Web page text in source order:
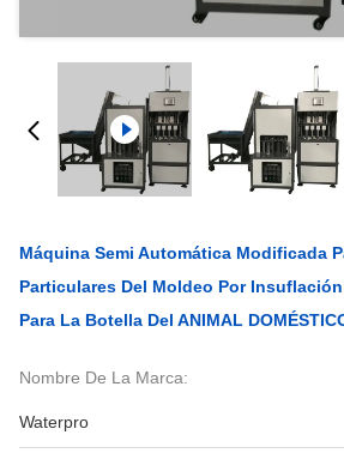
Máquina Semi Automática Modificada
Particulares Del Moldeo Por
Para La Botella Del ANIMAL
Nombre De La Marca:
Waterpro